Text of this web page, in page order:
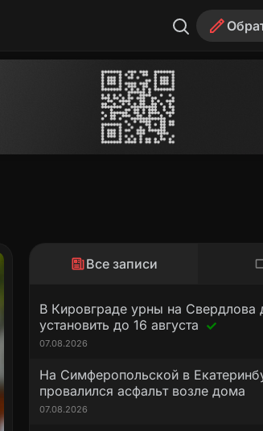
Все записи
В Кировграде урны на Свердлова
установить до 16 августа
07.08.2026
На Симферопольской в
провалился асфальт возле дома
07.08.2026